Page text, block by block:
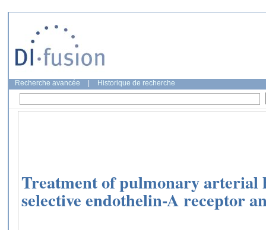
Recherche avancée Historique de recherche
Treatment of pulmonary arterial
selective endothelin-A receptor